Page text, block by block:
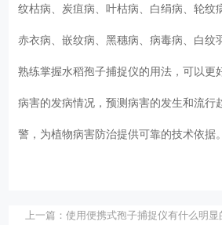
纹枯病、炭疽病、叶枯病、白绢病、轮纹
赤衣病、嵌纹病、黑穗病、病毒病、白纹
熟练掌握水稻孢子捕捉仪的用法，可以更
病害的发病情况，预测病害的发生和流行
警，为植物病害防治提供可靠的技术依据。
上一篇： 使用便携式孢子捕捉仪有什么明显